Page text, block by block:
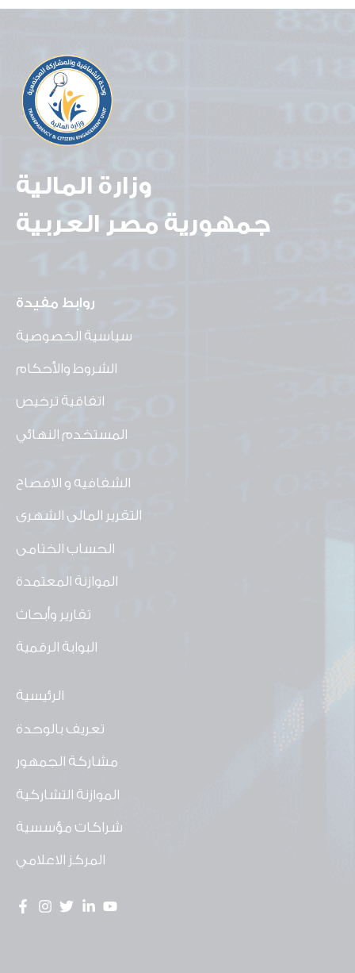
وزارة المالية
جمهورية مصر العربية
روابط مفيدة
سياسية الخصوصية
الشروط والأحكام
اتفاقية ترخيص
المستخدم النهائي
الشفافيه و الافصاح
التقرير المالى الشهرى
الحساب الختامى
الموازنة المعتمدة
تقارير وأبحاث
البوابة الرقمية
الرئيسية
تعريف بالوحدة
مشاركة الجمهور
الموازنة التشاركية
شراكات مؤسسية
المركز الاعلامي